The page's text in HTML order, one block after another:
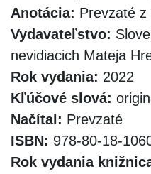
Anotácia: Prevzaté z
Vydavateľstvo:
nevidiacich Mateja
Rok vydania: 2022
Kľúčové slová:
Načítal: Prevzaté
ISBN: 978-80-18-
Rok vydania